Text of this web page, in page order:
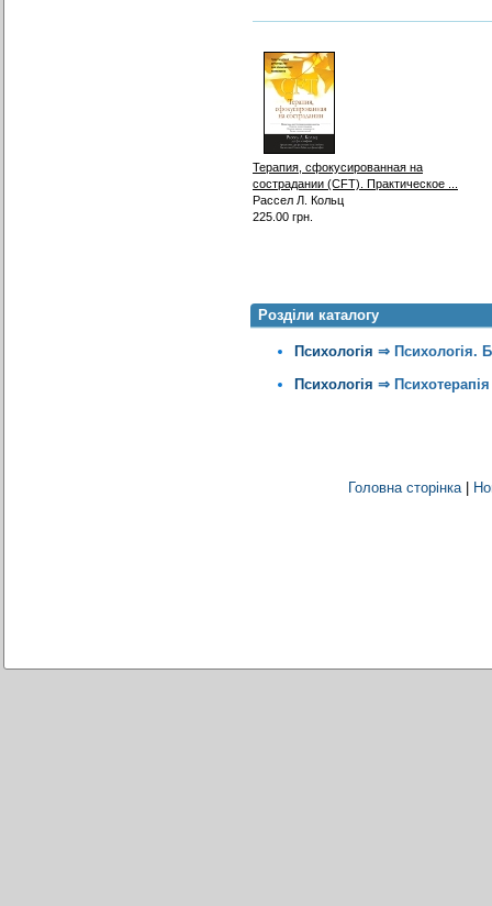
Терапия, сфокусированная на
сострадании (CFT). Практическое ...
Рассел Л. Кольц
225.00 грн.
Розділи каталогу
Психологія ⇒ Психологія.
Психологія ⇒ Психотерапія
Головна сторінка|